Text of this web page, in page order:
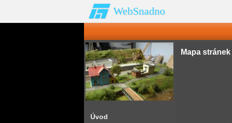
WebSnadno
Úvod
Mapa stránek